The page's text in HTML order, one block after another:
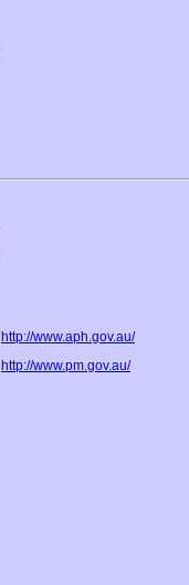
http://www.aph.gov.au/
http://www.pm.gov.au/